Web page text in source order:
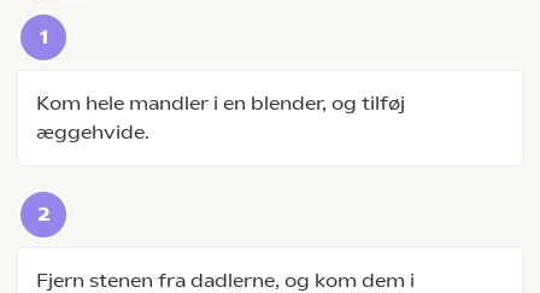
Kom hele mandler i en blender, og tilføj
æggehvide.
Fjern stenen fra dadlerne, og kom dem i